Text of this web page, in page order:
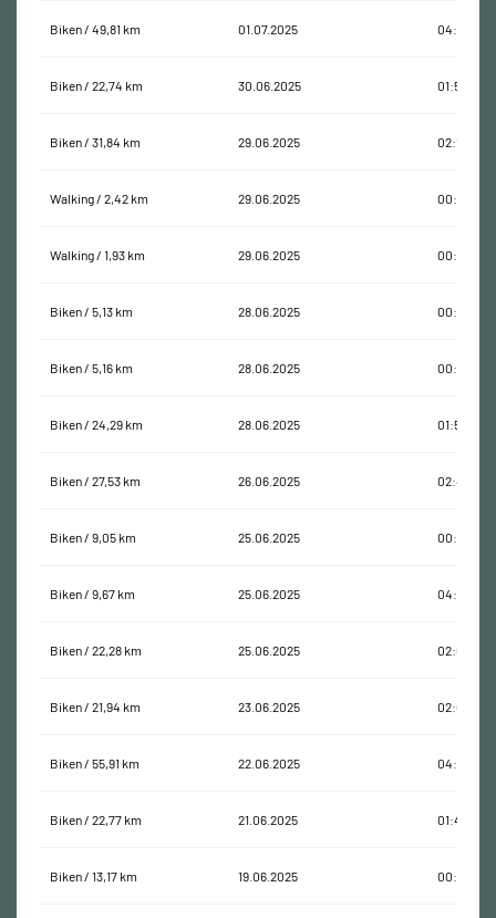
Biken / 49,81 km 01.07.2025 04:06:17
Biken / 22,74 km 30.06.2025 01:55:59
Biken / 31,84 km 29.06.2025 02:12:05
Walking / 2,42 km 29.06.2025 00:34:00
Walking / 1,93 km 29.06.2025 00:44:56
Biken / 5,13 km 28.06.2025 00:22:28
Biken / 5,16 km 28.06.2025 00:14:19
Biken / 24,29 km 28.06.2025 01:53:11
Biken / 27,53 km 26.06.2025 02:46:28
Biken / 9,05 km 25.06.2025 00:40:28
Biken / 9,67 km 25.06.2025 04:12:03
Biken / 22,28 km 25.06.2025 02:04:42
Biken / 21,94 km 23.06.2025 02:05:21
Biken / 55,91 km 22.06.2025 04:14:38
Biken / 22,77 km 21.06.2025 01:44:12
Biken / 13,17 km 19.06.2025 00:54:35